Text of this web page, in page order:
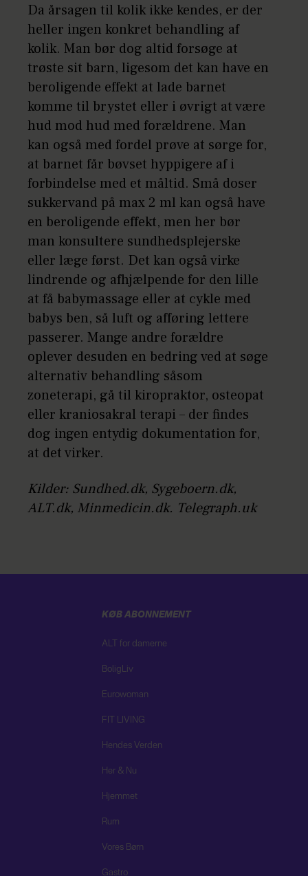
Da årsagen til kolik ikke kendes, er der
heller ingen konkret behandling af
kolik. Man bør dog altid forsøge at
trøste sit barn, ligesom det kan have en
beroligende effekt at lade barnet
komme til brystet eller i øvrigt at være
hud mod hud med forældrene. Man
kan også med fordel prøve at sørge for,
at barnet får bøvset hyppigere af i
forbindelse med et måltid. Små doser
sukkervand på max 2 ml kan også have
en beroligende effekt, men her bør
man konsultere sundhedsplejerske
eller læge først. Det kan også virke
lindrende og afhjælpende for den lille
at få babymassage eller at cykle med
babys ben, så luft og afføring lettere
passerer. Mange andre forældre
oplever desuden en bedring ved at søge
alternativ behandling såsom
zoneterapi, gå til kiropraktor, osteopat
eller kraniosakral terapi – der findes
dog ingen entydig dokumentation for,
at det virker.
Kilder: Sundhed.dk, Sygeboern.dk,
ALT.dk, Minmedicin.dk. Telegraph.uk
KØB ABONNEMENT
ALT for damerne
BoligLiv
Eurowoman
FIT LIVING
Hendes Verden
Her & Nu
Hjemmet
Rum
Vores Børn
Gastro